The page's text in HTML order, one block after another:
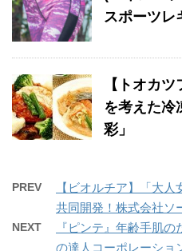
スポーツレ
【トオカ
を考えた冷
彩」
PREV
【ビオルチア】「大
共同開発！株式会社ソ
NEXT
『ピンテ』年齢手肌
の達人コーポレーショ